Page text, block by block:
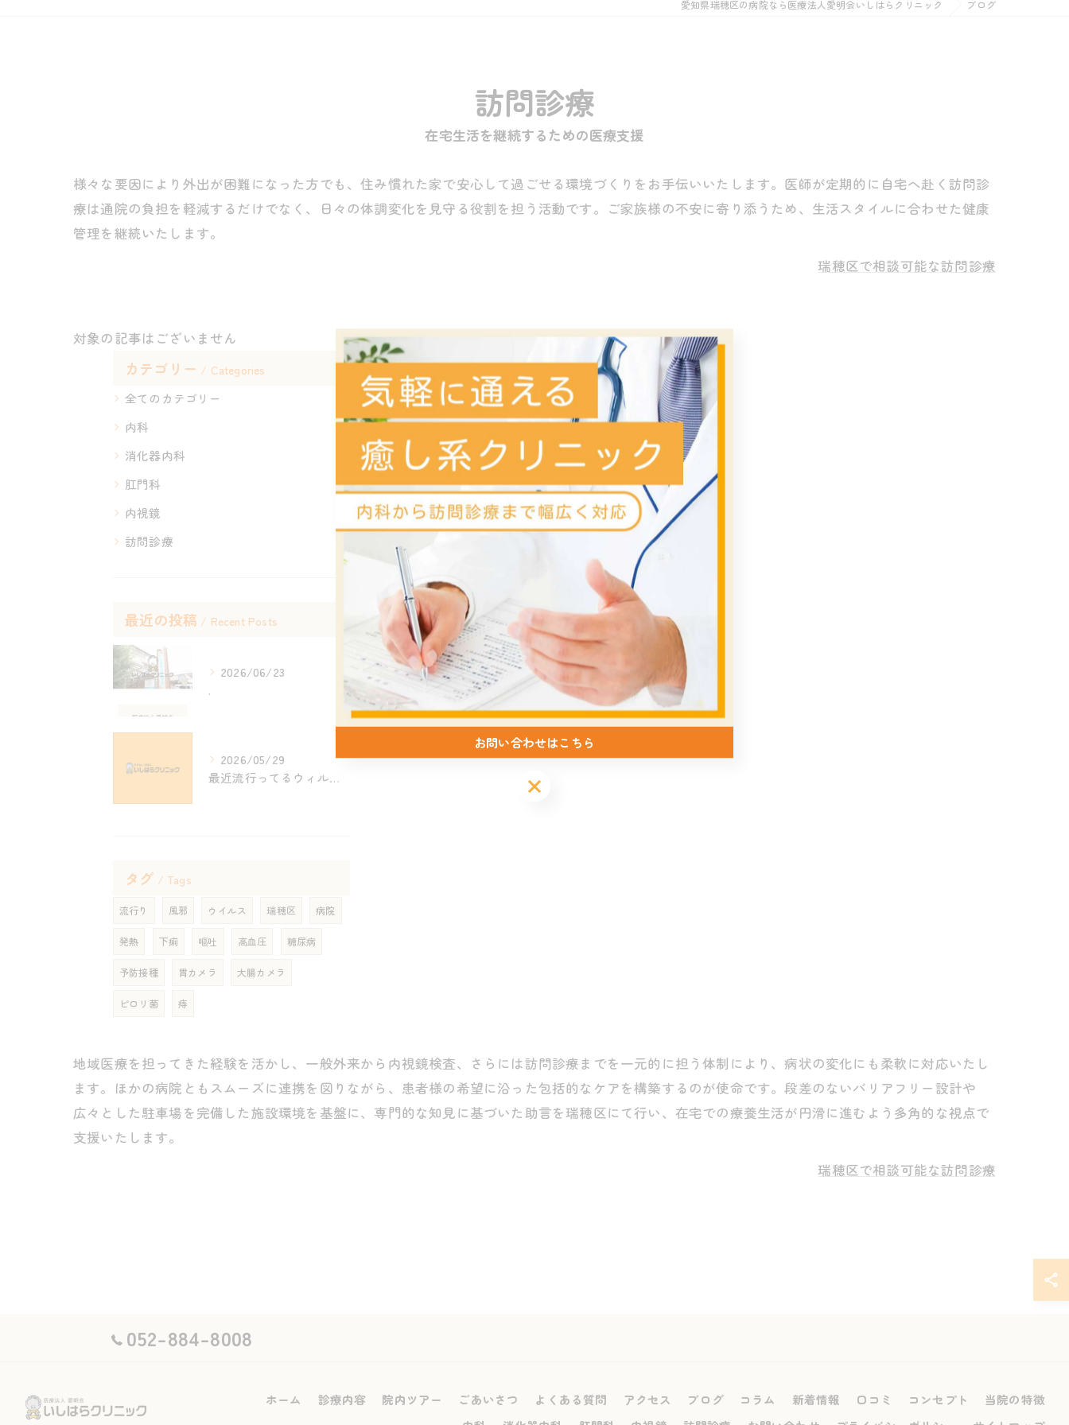
愛知県瑞穂区の病院なら医療法人愛明会いしはらクリニック ブログ
訪問診療
在宅生活を継続するための医療支援
様々な要因により外出が困難になった方でも、住み慣れた家で安心して過ごせる環境づくりをお手伝いいたします。医師が定期的に自宅へ赴く訪問診
療は通院の負担を軽減するだけでなく、日々の体調変化を見守る役割を担う活動です。ご家族様の不安に寄り添うため、生活スタイルに合わせた健康
管理を継続いたします。
瑞穂区で相談可能な訪問診療
対象の記事はございません
カテゴリー Categories
全てのカテゴリー
内科
消化器内科
肛門科
内視鏡
訪問診療
最近の投稿 Recent Posts
2026/06/23
.
2026/05/29
最近流行ってるウィルス性の風邪
タグ Tags
流行り 風邪 ウイルス 瑞穂区 病院
発熱 下痢 嘔吐 高血圧 糖尿病
予防接種 胃カメラ 大腸カメラ
ピロリ菌 痔
地域医療を担ってきた経験を活かし、一般外来から内視鏡検査、さらには訪問診療までを一元的に担う体制により、病状の変化にも柔軟に対応いたし
ます。ほかの病院ともスムーズに連携を図りながら、患者様の希望に沿った包括的なケアを構築するのが使命です。段差のないバリアフリー設計や
広々とした駐車場を完備した施設環境を基盤に、専門的な知見に基づいた助言を瑞穂区にて行い、在宅での療養生活が円滑に進むよう多角的な視点で
支援いたします。
瑞穂区で相談可能な訪問診療
052-884-8008
ホーム 診療内容 院内ツアー ごあいさつ よくある質問 アクセス ブログ コラム 新着情報 口コミ コンセプト
当院の特徴
お問い合わせはこちら